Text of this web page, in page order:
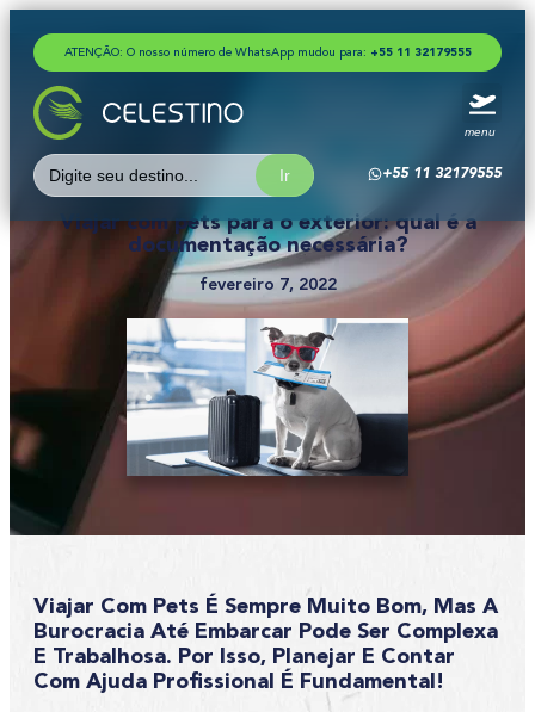
ATENÇÃO: O nosso número de WhatsApp mudou para: + 55 1 1 321 79555
menu
Search
for:
+55 11 32179555
Viajar com pets para o exterior: qual é a
documentação necessária?
fevereiro 7, 2022
Viajar Com Pets É Sempre Muito Bom, Mas A
Burocracia Até Embarcar Pode Ser Complexa
E Trabalhosa. Por Isso, Planejar E Contar
Com Ajuda Profissional É Fundamental!